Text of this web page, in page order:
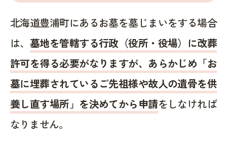
北海道豊浦町にあるお墓を墓じまいをする場合
は、 墓地を管轄する行政（役所・役場）に改葬
許可を得る必要がなりますが、あらかじめ「お
墓に埋葬されているご先祖様や故人の遺骨を供
養し直す場所」を決めてから申請をしなければ
なりません。